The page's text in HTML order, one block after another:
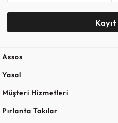
Kayıt
Assos
Yasal
Müşteri Hizmetleri
Pırlanta Takılar